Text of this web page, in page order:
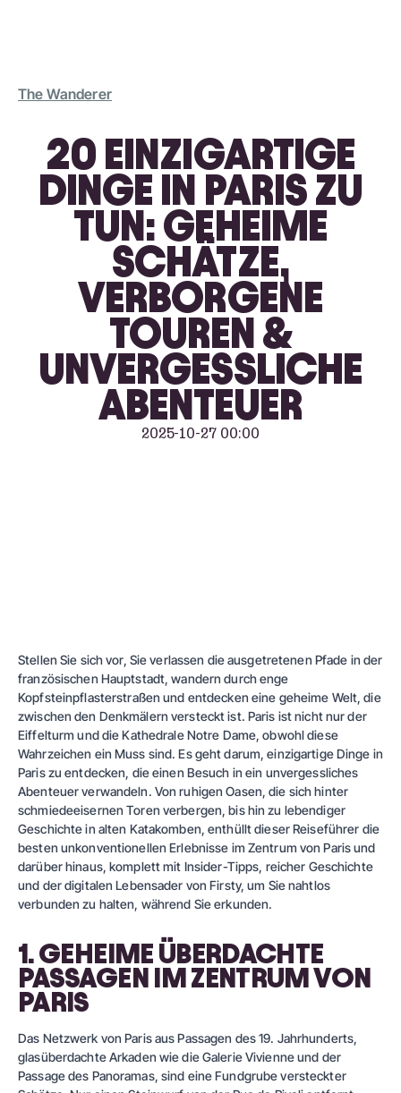
The Wanderer
20 EINZIGARTIGE
DINGE IN PARIS ZU
TUN: GEHEIME
SCHÄTZE,
VERBORGENE
TOUREN &
UNVERGESSLICHE
ABENTEUER
2025-10-27 00:00
Stellen Sie sich vor, Sie verlassen die ausgetretenen Pfade in der
französischen Hauptstadt, wandern durch enge
Kopfsteinpflasterstraßen und entdecken eine geheime Welt, die
zwischen den Denkmälern versteckt ist. Paris ist nicht nur der
Eiffelturm und die Kathedrale Notre Dame, obwohl diese
Wahrzeichen ein Muss sind. Es geht darum, einzigartige Dinge in
Paris zu entdecken, die einen Besuch in ein unvergessliches
Abenteuer verwandeln. Von ruhigen Oasen, die sich hinter
schmiedeeisernen Toren verbergen, bis hin zu lebendiger
Geschichte in alten Katakomben, enthüllt dieser Reiseführer die
besten unkonventionellen Erlebnisse im Zentrum von Paris und
darüber hinaus, komplett mit Insider-Tipps, reicher Geschichte
und der digitalen Lebensader von Firsty, um Sie nahtlos
verbunden zu halten, während Sie erkunden.
1. GEHEIME ÜBERDACHTE
PASSAGEN IM ZENTRUM VON
PARIS
Das Netzwerk von Paris aus Passagen des 19. Jahrhunderts,
glasüberdachte Arkaden wie die Galerie Vivienne und der
Passage des Panoramas, sind eine Fundgrube versteckter